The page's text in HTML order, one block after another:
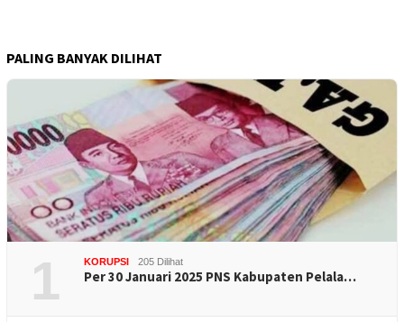
PALING BANYAK DILIHAT
1 KORUPSI 205 Dilihat
Per 30 Januari 2025 PNS Kabupaten Pelala…